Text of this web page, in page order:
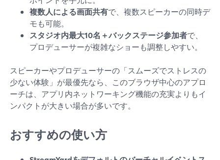
複数人による画面共有で、複数スピーカーの同時デ
モも可能。
スタジオ内最大10名＋バックステージ参加者で、
プロデューサーが複雑なショーも調整しやすい。
スピーカーやプロデューサーの「スムーズでストレスの
少ない体験」が最優先なら、このブラウザ中心のアプロ
ーチは、アプリ内ネットワーキング機能の充実よりもイ
ンパクトが大きい場合が多いです。
おすすめの使い方